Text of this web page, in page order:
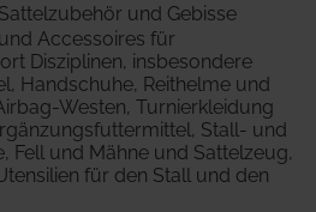
und Gebisse
Accessoires für
Disziplinen, insbesondere
Handschuhe, Reithelme und
Westen, Turnierkleidung
Stall- und
Fell und Mähne und Sattelzeug,
für den Stall und den